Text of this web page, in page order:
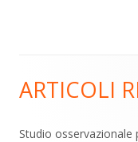
Barra
laterale
ARTICOLI
Studio